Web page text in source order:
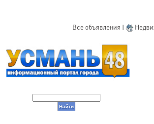
Все объявления |